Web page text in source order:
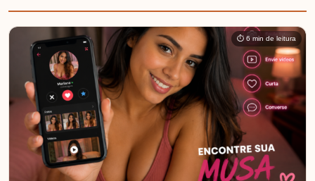
⏱ 6 min de leitura